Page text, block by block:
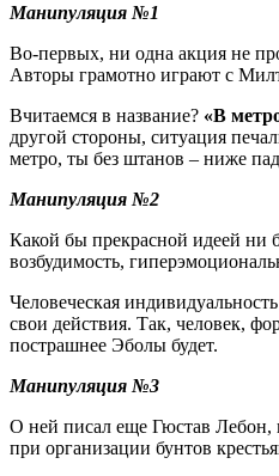
Манипуляция №1
Во-первых, ни одна акция не
Авторы грамотно играют с
Вчитаемся в название? «В
другой стороны, ситуация
метро, ты без штанов – ниже
Манипуляция №2
Какой бы прекрасной идеей ни
возбудимость,
Человеческая
свои действия. Так, человек,
пострашнее Эболы будет.
Манипуляция №3
О ней писал еще Гюстав Лебон,
при организации бунтов